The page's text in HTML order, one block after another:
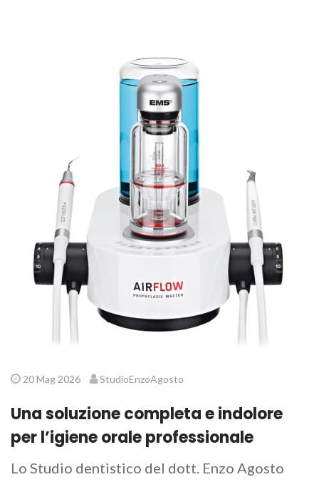
20 Mag 2026 StudioEnzoAgosto
Una soluzione completa e indolore
per l’igiene orale professionale
Lo Studio dentistico del dott. Enzo Agosto